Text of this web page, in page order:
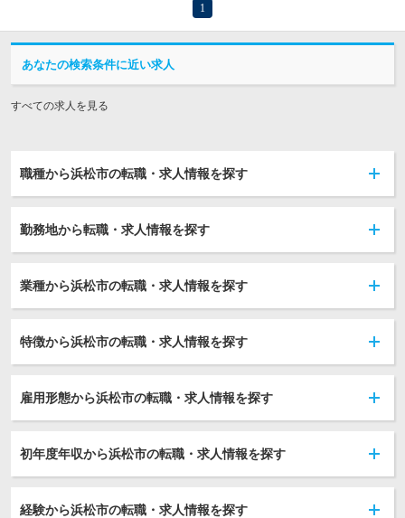
1
あなたの検索条件に近い求人
すべての求人を見る
職種から浜松市の転職・求人情報を探す
勤務地から転職・求人情報を探す
業種から浜松市の転職・求人情報を探す
特徴から浜松市の転職・求人情報を探す
雇用形態から浜松市の転職・求人情報を探す
初年度年収から浜松市の転職・求人情報を探す
経験から浜松市の転職・求人情報を探す